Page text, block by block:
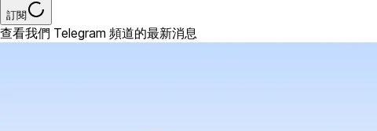
訂閱
查看我們 Telegram 頻道的最新消息